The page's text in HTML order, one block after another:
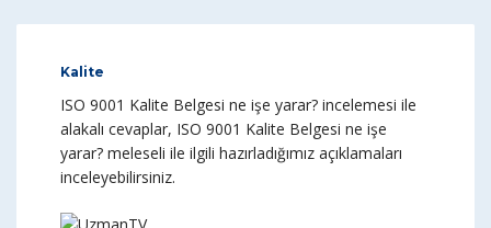
Kalite
ISO 9001 Kalite Belgesi ne işe yarar? incelemesi ile
alakalı cevaplar, ISO 9001 Kalite Belgesi ne işe
yarar? meleseli ile ilgili hazırladığımız açıklamaları
inceleyebilirsiniz.